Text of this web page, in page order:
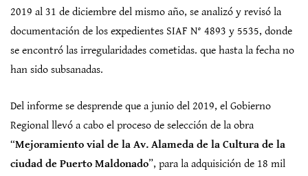
2019 al 31 de diciembre del mismo año, se analizó y revisó la
documentación de los expedientes SIAF N° 4893 y 5535, donde
se encontró las irregularidades cometidas. que hasta la fecha no
han sido subsanadas.
Del informe se desprende que a junio del 2019, el Gobierno
Regional llevó a cabo el proceso de selección de la obra
“Mejoramiento vial de la Av. Alameda de la Cultura de la
ciudad de Puerto Maldonado”, para la adquisición de 18 mil